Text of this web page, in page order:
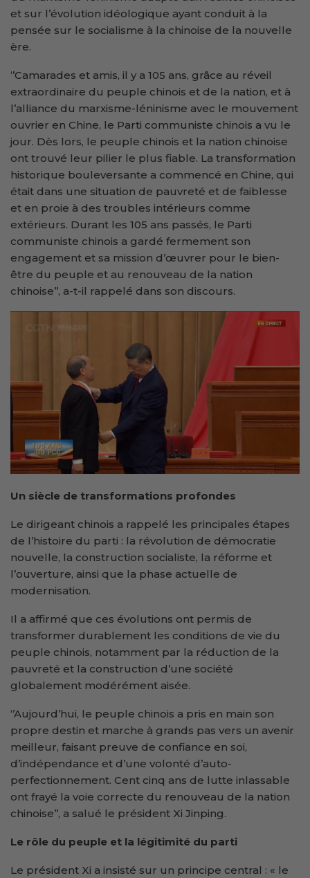
et sur l’évolution idéologique ayant conduit à la
pensée sur le socialisme à la chinoise de la nouvelle
ère.
‘’Camarades et amis, il y a 105 ans, grâce au réveil
extraordinaire du peuple chinois et de la nation, et à
l’alliance du marxisme-léninisme avec le mouvement
ouvrier en Chine, le Parti communiste chinois a vu le
jour. Dès lors, le peuple chinois et la nation chinoise
ont trouvé leur pilier le plus fiable. La transformation
historique bouleversante a commencé en Chine, qui
était dans une situation de pauvreté et de faiblesse
et en proie à des troubles intérieurs comme
extérieurs. Durant les 105 ans passés, le Parti
communiste chinois a gardé fermement son
engagement et sa mission d’œuvrer pour le bien-
être du peuple et au renouveau de la nation
chinoise’’, a-t-il rappelé dans son discours.
Un siècle de transformations profondes
Le dirigeant chinois a rappelé les principales étapes
de l’histoire du parti : la révolution de démocratie
nouvelle, la construction socialiste, la réforme et
l’ouverture, ainsi que la phase actuelle de
modernisation.
Il a affirmé que ces évolutions ont permis de
transformer durablement les conditions de vie du
peuple chinois, notamment par la réduction de la
pauvreté et la construction d’une société
globalement modérément aisée.
‘’Aujourd’hui, le peuple chinois a pris en main son
propre destin et marche à grands pas vers un avenir
meilleur, faisant preuve de confiance en soi,
d’indépendance et d’une volonté d’auto-
perfectionnement. Cent cinq ans de lutte inlassable
ont frayé la voie correcte du renouveau de la nation
chinoise’’, a salué le président Xi Jinping.
Le rôle du peuple et la légitimité du parti
Le président Xi a insisté sur un principe central : « le